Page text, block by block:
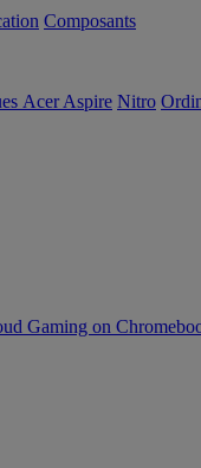
Composants
Acer Aspire Nitro
Gaming on